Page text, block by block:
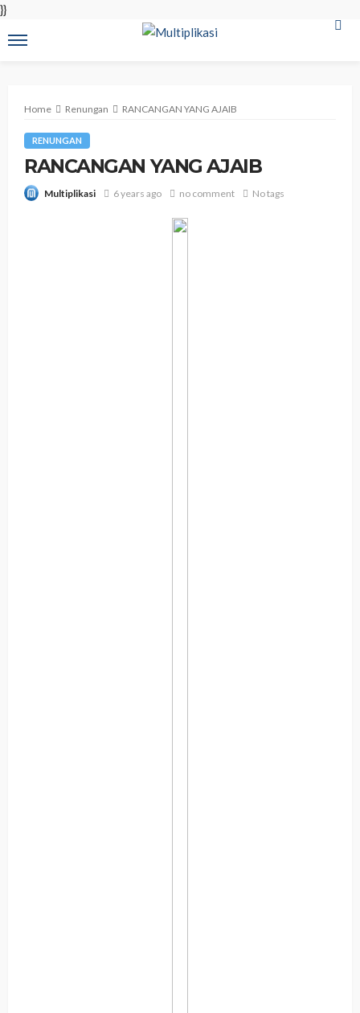
}}
Home Renungan RANCANGAN YANG AJAIB
RENUNGAN
RANCANGAN YANG AJAIB
Multiplikasi 6 years ago no comment No tags